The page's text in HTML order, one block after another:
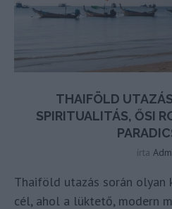
THAIFÖLD
SPIRITUALITÁS, ŐSI
írta
Thaiföld utazás során
cél, ahol a lüktető, modern